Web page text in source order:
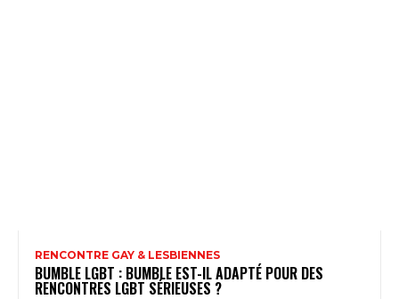
RENCONTRE GAY & LESBIENNES
BUMBLE LGBT : BUMBLE EST-IL ADAPTÉ POUR DES
RENCONTRES LGBT SÉRIEUSES ?